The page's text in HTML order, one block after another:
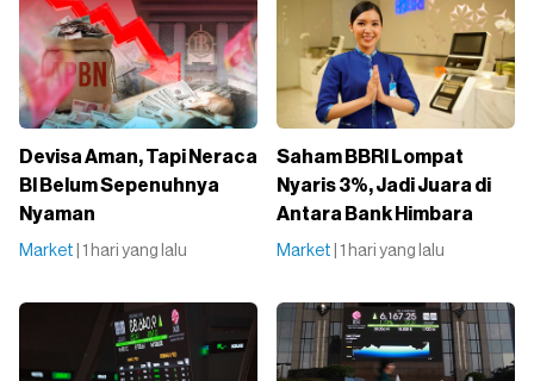
Devisa Aman, Tapi Neraca
BI Belum Sepenuhnya
Nyaman
Market | 1 hari yang lalu
Saham BBRI Lompat
Nyaris 3%, Jadi Juara di
Antara Bank Himbara
Market | 1 hari yang lalu